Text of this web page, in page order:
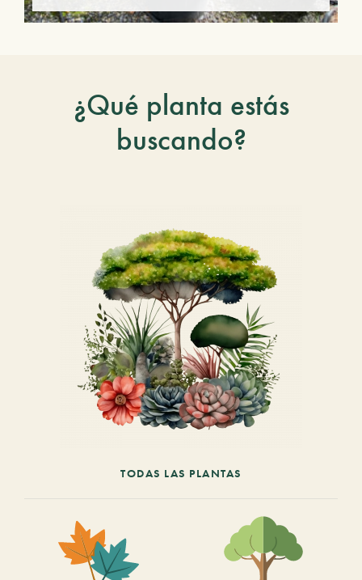
¿Qué planta estás
buscando?
TODAS LAS PLANTAS